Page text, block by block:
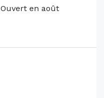
Ouvert en août